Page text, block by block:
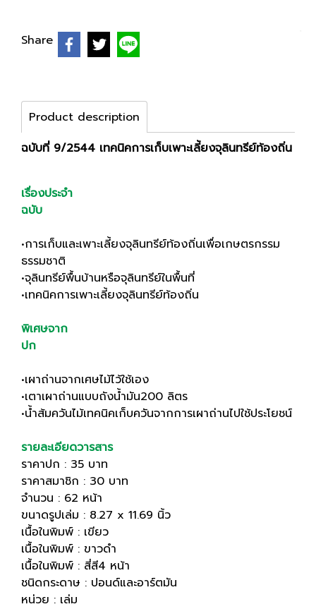
Share
Product description
ฉบับที่ 9/2544 เทคนิคการเก็บเพาะเลี้ยงจุลินทรีย์ท้องถิ่น
เรื่องประจำ
ฉบับ
•การเก็บและเพาะเลี้ยงจุลินทรีย์ท้องถิ่นเพื่อเกษตรกรรม
ธรรมชาติ
•จุลินทรีย์พื้นบ้านหรือจุลินทรีย์ในพื้นที่
•เทคนิคการเพาะเลี้ยงจุลินทรีย์ท้องถิ่น
พิเศษจาก
ปก
•เผาถ่านจากเศษไม้ไว้ใช้เอง
•เตาเผาถ่านแบบถังน้ำมัน200 ลิตร
•น้ำส้มควันไม้เทคนิคเก็บควันจากการเผาถ่านไปใช้ประโยชน์
รายละเอียดวารสาร
ราคาปก : 35 บาท
ราคาสมาชิก : 30 บาท
จำนวน : 62 หน้า
ขนาดรูปเล่ม : 8.27 x 11.69 นิ้ว
เนื้อในพิมพ์ : เขียว
เนื้อในพิมพ์ : ขาวดำ
เนื้อในพิมพ์ : สี่สี4 หน้า
ชนิดกระดาษ : ปอนด์และอาร์ตมัน
หน่วย : เล่ม